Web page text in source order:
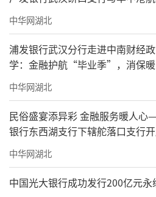
展联合主题党日活动
中华网湖北
浦发银行武汉分行走进中南财经
学：金融护航“毕业季”，消保暖
心“礼”相随
中华网湖北
民俗盛宴添异彩 金融服务暖人心
银行东西湖支行下辖舵落口支行
金融知识万里行活动
中华网湖北
中国光大银行成功发行200亿元永